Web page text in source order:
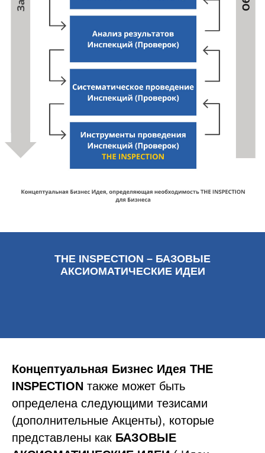
THE INSPECTION – БАЗОВЫЕ
АКСИОМАТИЧЕСКИЕ ИДЕИ
Концептуальная Бизнес Идея THE
INSPECTION также может быть
определена следующими тезисами
(дополнительные Акценты), которые
представлены как БАЗОВЫЕ